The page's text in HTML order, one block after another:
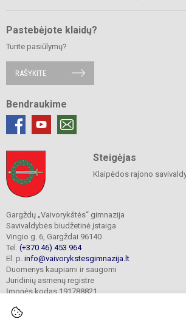
Pastebėjote klaidų?
Turite pasiūlymų?
RAŠYKITE
Bendraukime
Steigėjas
Klaipėdos rajono
Gargždų „Vaivorykštės“ gimnazija
Savivaldybės biudžetinė įstaiga
Vingio g. 6, Gargždai 96140
Tel. (+370 46) 453 964
El. p. info@vaivorykstesgimnazija.lt
Duomenys kaupiami ir saugomi
Juridinių asmenų registre
Įmonės kodas 191788821